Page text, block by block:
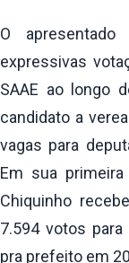
O
expressivas
SAAE ao longo
candidato a
vagas para
Em sua
Chiquinho
7.594 votos
pra prefeito em